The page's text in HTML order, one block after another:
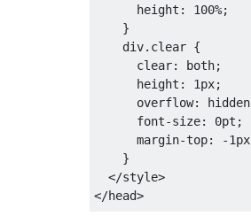
height : 100%;
}
    div
. clear {
clear: both;
height : 1px;
overflow: hidden
font-size: 0pt ;
margin-top: -1px
}
</style>
</head>